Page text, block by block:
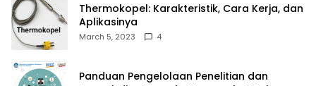
Thermokopel: Karakteristik, Cara Kerja, dan
Aplikasinya
March 5, 2023 4
Panduan Pengelolaan Penelitian dan